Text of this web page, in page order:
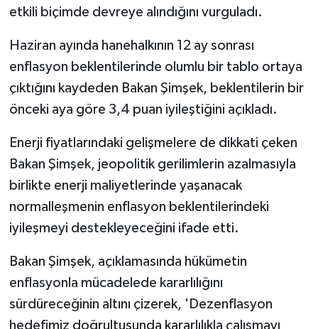
etkili biçimde devreye alındığını vurguladı.
Haziran ayında hanehalkının 12 ay sonrası
enflasyon beklentilerinde olumlu bir tablo ortaya
çıktığını kaydeden Bakan Şimşek, beklentilerin bir
önceki aya göre 3,4 puan iyileştiğini açıkladı.
Enerji fiyatlarındaki gelişmelere de dikkati çeken
Bakan Şimşek, jeopolitik gerilimlerin azalmasıyla
birlikte enerji maliyetlerinde yaşanacak
normalleşmenin enflasyon beklentilerindeki
iyileşmeyi destekleyeceğini ifade etti.
Bakan Şimşek, açıklamasında hükümetin
enflasyonla mücadelede kararlılığını
sürdüreceğinin altını çizerek, 'Dezenflasyon
hedefimiz doğrultusunda kararlılıkla çalışmayı